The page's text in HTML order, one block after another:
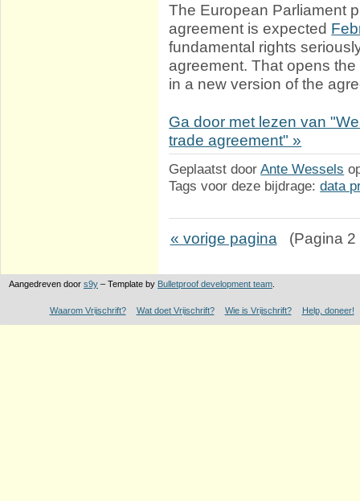
The European Parliament
agreement is expected
fundamental rights
agreement. That opens
in a new version of the
Ga door met lezen van
trade agreement" »
Geplaatst doorAnte Wessels
Tags voor deze bijdrage:data
« vorige pagina (Pagina 2
Aangedreven door s9y – Template by Bulletproof development team
Waarom Vrijschrift? Wat doet Vrijschrift? Wie is Vrijschrift? Help, doneer!